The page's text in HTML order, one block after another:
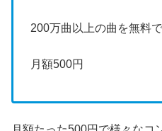
200万曲以上の曲を無料
月額500円